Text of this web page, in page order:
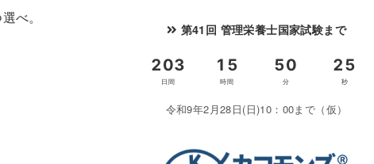
べ。
第41回 管理栄養士国家試験まで
令和9年2月28日(日)10：00まで（仮）